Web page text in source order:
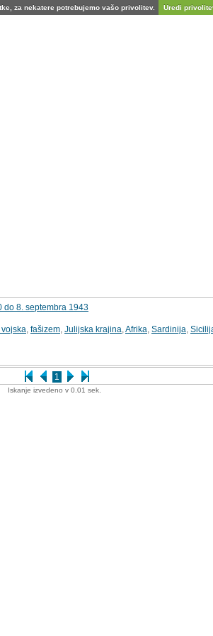
za nekatere potrebujemo vašo privolitev. Uredi
1
do 8. septembra 1943
fašizem Julijska krajina Afrika Sardinija
Iskanje izvedeno v 0.01 sek.